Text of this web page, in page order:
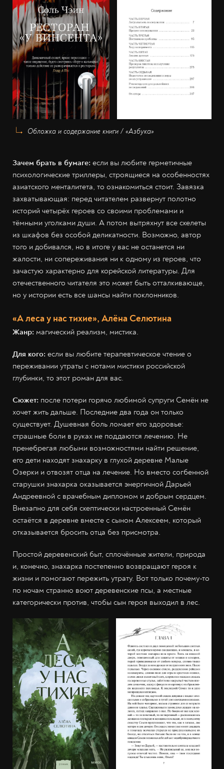
Обложка и содержание книги / «Азбука»
Зачем брать в бумаге: если вы любите герметичные
психологические триллеры, строящиеся на особенностях
азиатского менталитета, то ознакомиться стоит. Завязка
захватывающая: перед читателем развернут полотно
историй четырёх героев со своими проблемами и
тёмными уголками души. А потом вытряхнут все скелеты
из шкафов без особой деликатности. Возможно, автор
того и добивался, но в итоге у вас не останется ни
жалости, ни сопереживания ни к одному из героев, что
зачастую характерно для корейской литературы. Для
отечественного читателя это может быть отталкивающе,
но у истории есть все шансы найти поклонников.
«А леса у нас тихие», Алёна Селютина
Жанр: магический реализм, мистика.
Для кого: если вы любите терапевтическое чтение о
переживании утраты с нотами мистики российской
глубинки, то этот роман для вас.
Сюжет: после потери горячо любимой супруги Семён не
хочет жить дальше. Последние два года он только
существует. Душевная боль ломает его здоровье:
страшные боли в руках не поддаются лечению. Не
пренебрегая любыми возможностями найти решение,
его дети находят знахарку в глухой деревне Малые
Озерки и отвозят отца на лечение. Но вместо согбенной
старушки знахарка оказывается энергичной Дарьей
Андреевной с врачебным дипломом и добрым сердцем.
Внезапно для себя скептически настроенный Семён
остаётся в деревне вместе с сыном Алексеем, который
отказывается бросить отца без присмотра.
Простой деревенский быт, сплочённые жители, природа
и, конечно, знахарка постепенно возвращают героя к
жизни и помогают пережить утрату. Вот только почему-то
по ночам странно воют деревенские псы, а местные
категорически против, чтобы сын героя выходил в лес.